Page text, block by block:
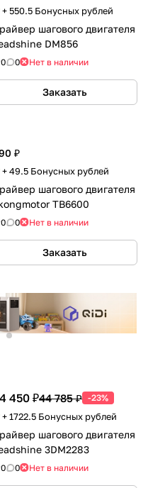
+ 550.5 Бонусных рублей
шагового двигателя
DM856
0 0 Нет в наличии
Заказать
₽
+ 49.5 Бонусных рублей
шагового двигателя
TB6600
0 0 Нет в наличии
Заказать
450 ₽44 785 ₽ -23%
+ 1722.5 Бонусных рублей
шагового двигателя
3DM2283
0 0 Нет в наличии